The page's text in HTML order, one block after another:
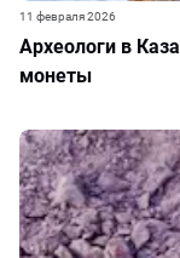
Археологи в
монеты
11 февраля 2026